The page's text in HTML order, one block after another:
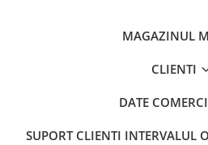
MAGAZINUL
CLIENTI
DATE
SUPORT CLIENTI INTERVALUL